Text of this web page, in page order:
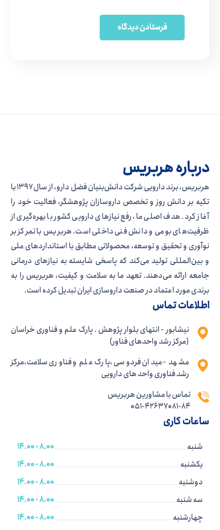
درباره هربریس
هربریس، برند دارویی شرکت دانش‌بنیان فضل دارو، از سال ۱۳۹۷ با
تکیه بر دانش روز و تخصص داروسازان پژوهشگر، فعالیت خود را
آغاز کرد. هدف اصلی ما، رفع نیازهای دارویی کشور با بهره‌گیری از
ظرفیت‌های بومی و دانش فنی داخلی است. هربریس با تمرکز بر
نوآوری و تحقیق و توسعه، محصولاتی مطابق با استانداردهای ملی
و بین‌المللی تولید می‌کند که پاسخی شایسته به نیازهای درمانی
جامعه ارائه می‌دهند. تعهد ما به سلامت و کیفیت، هربریس را به
برندی مورد اعتماد در صنعت داروسازی ایران تبدیل کرده است.
اطلاعات تماس
نیشابور - انتهای بلوار پژوهش . پارک علم و فناوری خراسان
(مرکز رشد واحدهای فناور)
مشهد - میدان فردوسی ،پارک علم و فناوری سلامت،مرکز
رشد فناوری واحد های دارویی
تماس با مشاورین هربریس
051-42637081-84
ساعات کاری
شنبه
8.00 - 14.00
یکشنبه
8.00 - 14.00
دوشنبه
8.00 - 14.00
سه شنبه
8.00 - 14.00
چهارشنبه
8.00 - 14.00